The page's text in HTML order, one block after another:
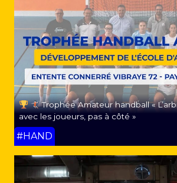
Trophée Amateur handball «
avec les joueurs, pas à côté »
#HAND